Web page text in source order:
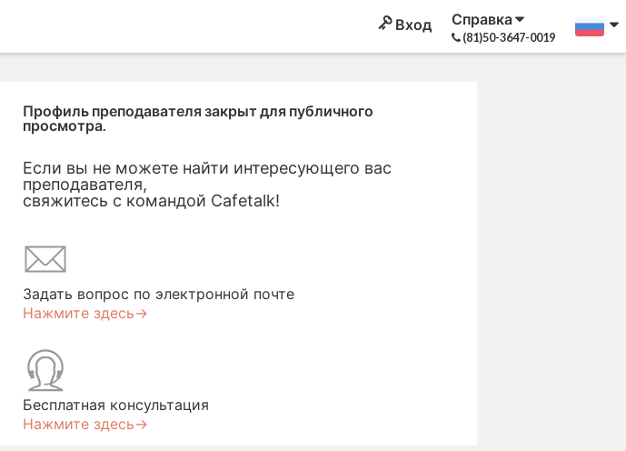
Вход Справка
(81)50-3647-0019
Профиль преподавателя закрыт для публичного
просмотра.
Если вы не можете найти интересующего вас
преподавателя,
свяжитесь с командой Cafetalk!
Задать вопрос по электронной почте
Нажмите здесь→
Бесплатная консультация
Нажмите здесь→